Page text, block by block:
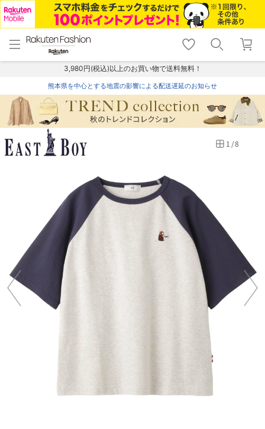
menu home
トップ
shopping_cart lock_outline
ログイン
3,980円(税込)以上のお買い物で送料無料！
熊本県を中心とする地震の影響による配送遅延のお知らせ
1 /8